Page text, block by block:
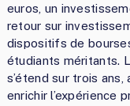
euros, un
retour sur
dispositifs de
étudiants méritants.
s’étend sur trois
enrichir l’expérience